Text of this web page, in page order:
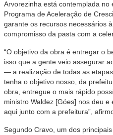
Arvorezinha está contemplada no
Programa de Aceleração de
garante os recursos necessários
compromisso da pasta com a
“O objetivo da obra é entregar o
isso que a gente veio assegurar
— a realização de todas as
tenha o objetivo nosso, da
obra, entregue o mais rápido
ministro Waldez [Góes] nos deu
aqui junto com a prefeitura”,
Segundo Cravo, um dos